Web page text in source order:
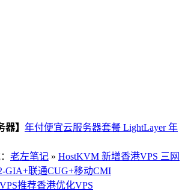
器】 年付便宜云服务器套餐 LightLayer 年
老左笔记 » HostKVM 新增香港VPS 三网
GIA+联通CUG+移动CMI
推荐香港优化VPS